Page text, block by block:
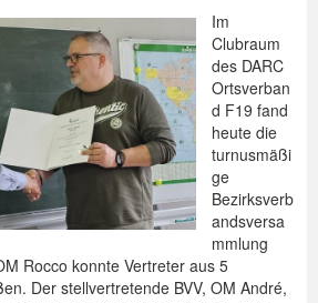
Im
Clubraum
des DARC
Ortsverban
d F19 fand
heute die
turnusmäßi
ge
Bezirksverb
andsversa
mmlung
Rocco konnte Vertreter aus 5
Der stellvertretende BVV, OM André,